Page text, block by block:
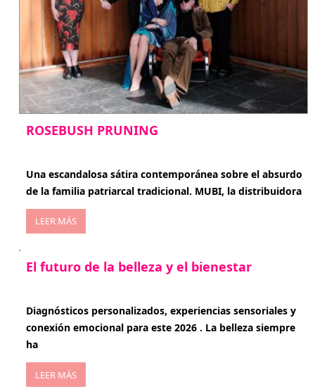
ROSEBUSH PRUNING
Una escandalosa sátira contemporánea sobre el absurdo
de la familia patriarcal tradicional. MUBI, la distribuidora
LEER MÁS
El futuro de la belleza y el bienestar
Diagnósticos personalizados, experiencias sensoriales y
conexión emocional para este 2026 . La belleza siempre
ha
LEER MÁS